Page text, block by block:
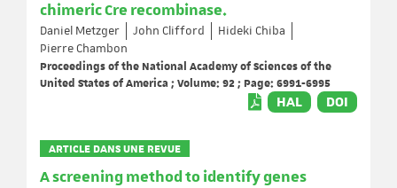
chimeric Cre recombinase.
Daniel Metzger John Clifford
Hideki Chiba
Pierre Chambon
Proceedings of the National Academy of Sciences of the
United States of America ; Volume: 92 ; Page: 6991-6995
HAL DOI
ARTICLE DANS UNE REVUE
A screening method to identify genes